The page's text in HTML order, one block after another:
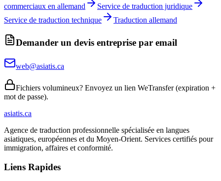
commerciaux en allemand
Service de traduction juridique
Service de traduction technique
Traduction allemand
Demander un devis entreprise par email
web@asiatis.ca
Fichiers volumineux? Envoyez un lien WeTransfer (expiration +
mot de passe).
asiatis.ca
Agence de traduction professionnelle spécialisée en langues
asiatiques, européennes et du Moyen-Orient. Services certifiés pour
immigration, affaires et conformité.
Liens Rapides